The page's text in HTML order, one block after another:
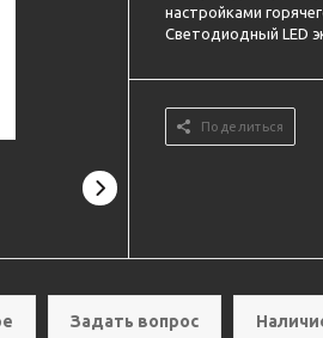
настройками
Светодиодный LED
Поделиться
Задать вопрос